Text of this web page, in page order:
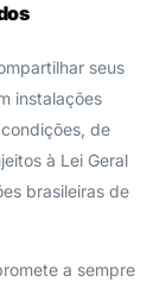
seus
instalações
de
à Lei Geral
brasileiras de
a sempre